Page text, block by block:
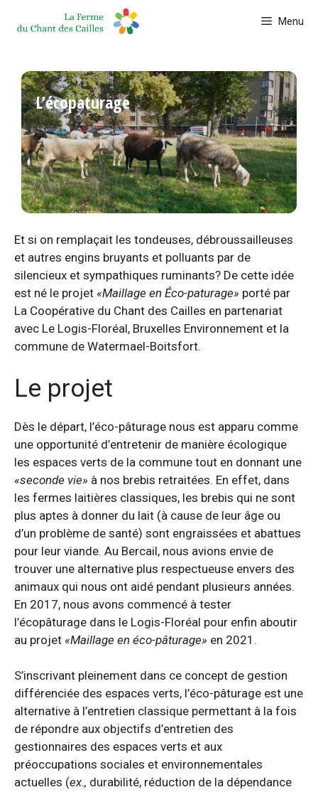
Menu
L’écopaturage
Et si on remplaçait les tondeuses, débroussailleuses
et autres engins bruyants et polluants par de
silencieux et sympathiques ruminants? De cette idée
est né le projet «Maillage en Éco-paturage» porté par
La Coopérative du Chant des Cailles en partenariat
avec Le Logis-Floréal, Bruxelles Environnement et la
commune de Watermael-Boitsfort.
Le projet
Dès le départ, l’éco-pâturage nous est apparu comme
une opportunité d’entretenir de manière écologique
les espaces verts de la commune tout en donnant une
«seconde vie» à nos brebis retraitées. En effet, dans
les fermes laitières classiques, les brebis qui ne sont
plus aptes à donner du lait (à cause de leur âge ou
d’un problème de santé) sont engraissées et abattues
pour leur viande. Au Bercail, nous avions envie de
trouver une alternative plus respectueuse envers des
animaux qui nous ont aidé pendant plusieurs années.
En 2017, nous avons commencé à tester
l’écopâturage dans le Logis-Floréal pour enfin aboutir
au projet «Maillage en éco-pâturage» en 2021.
S’inscrivant pleinement dans ce concept de gestion
différenciée des espaces verts, l’éco-pâturage est une
alternative à l’entretien classique permettant à la fois
de répondre aux objectifs d’entretien des
gestionnaires des espaces verts et aux
préoccupations sociales et environnementales
actuelles (ex., durabilité, réduction de la dépendance